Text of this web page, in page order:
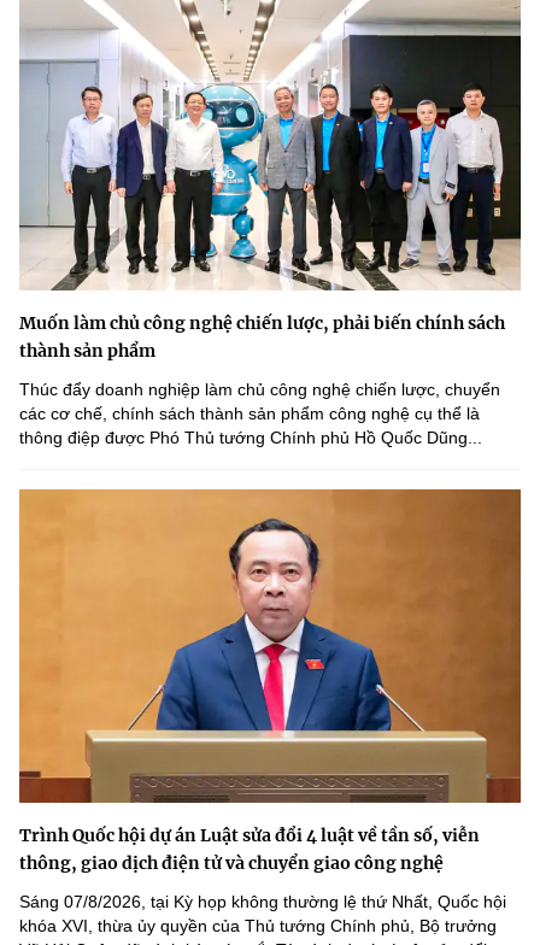
Muốn làm chủ công nghệ chiến lược, phải biến chính sách
thành sản phẩm
Thúc đẩy doanh nghiệp làm chủ công nghệ chiến lược, chuyển
các cơ chế, chính sách thành sản phẩm công nghệ cụ thể là
thông điệp được Phó Thủ tướng Chính phủ Hồ Quốc Dũng...
Trình Quốc hội dự án Luật sửa đổi 4 luật về tần số, viễn
thông, giao dịch điện tử và chuyển giao công nghệ
Sáng 07/8/2026, tại Kỳ họp không thường lệ thứ Nhất, Quốc hội
khóa XVI, thừa ủy quyền của Thủ tướng Chính phủ, Bộ trưởng